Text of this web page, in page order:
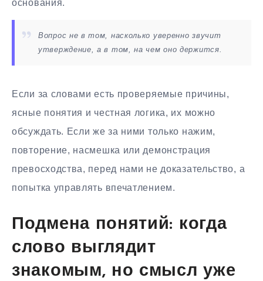
основания.
Вопрос не в том, насколько уверенно звучит
утверждение, а в том, на чем оно держится.
Если за словами есть проверяемые причины,
ясные понятия и честная логика, их можно
обсуждать. Если же за ними только нажим,
повторение, насмешка или демонстрация
превосходства, перед нами не доказательство, а
попытка управлять впечатлением.
Подмена понятий: когда
слово выглядит
знакомым, но смысл уже